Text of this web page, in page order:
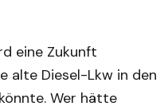
eine Zukunft
alte Diesel-Lkw in den
Wer hätte